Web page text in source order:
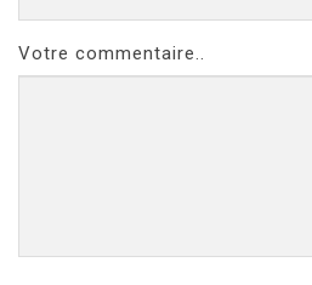
Votre commentaire..